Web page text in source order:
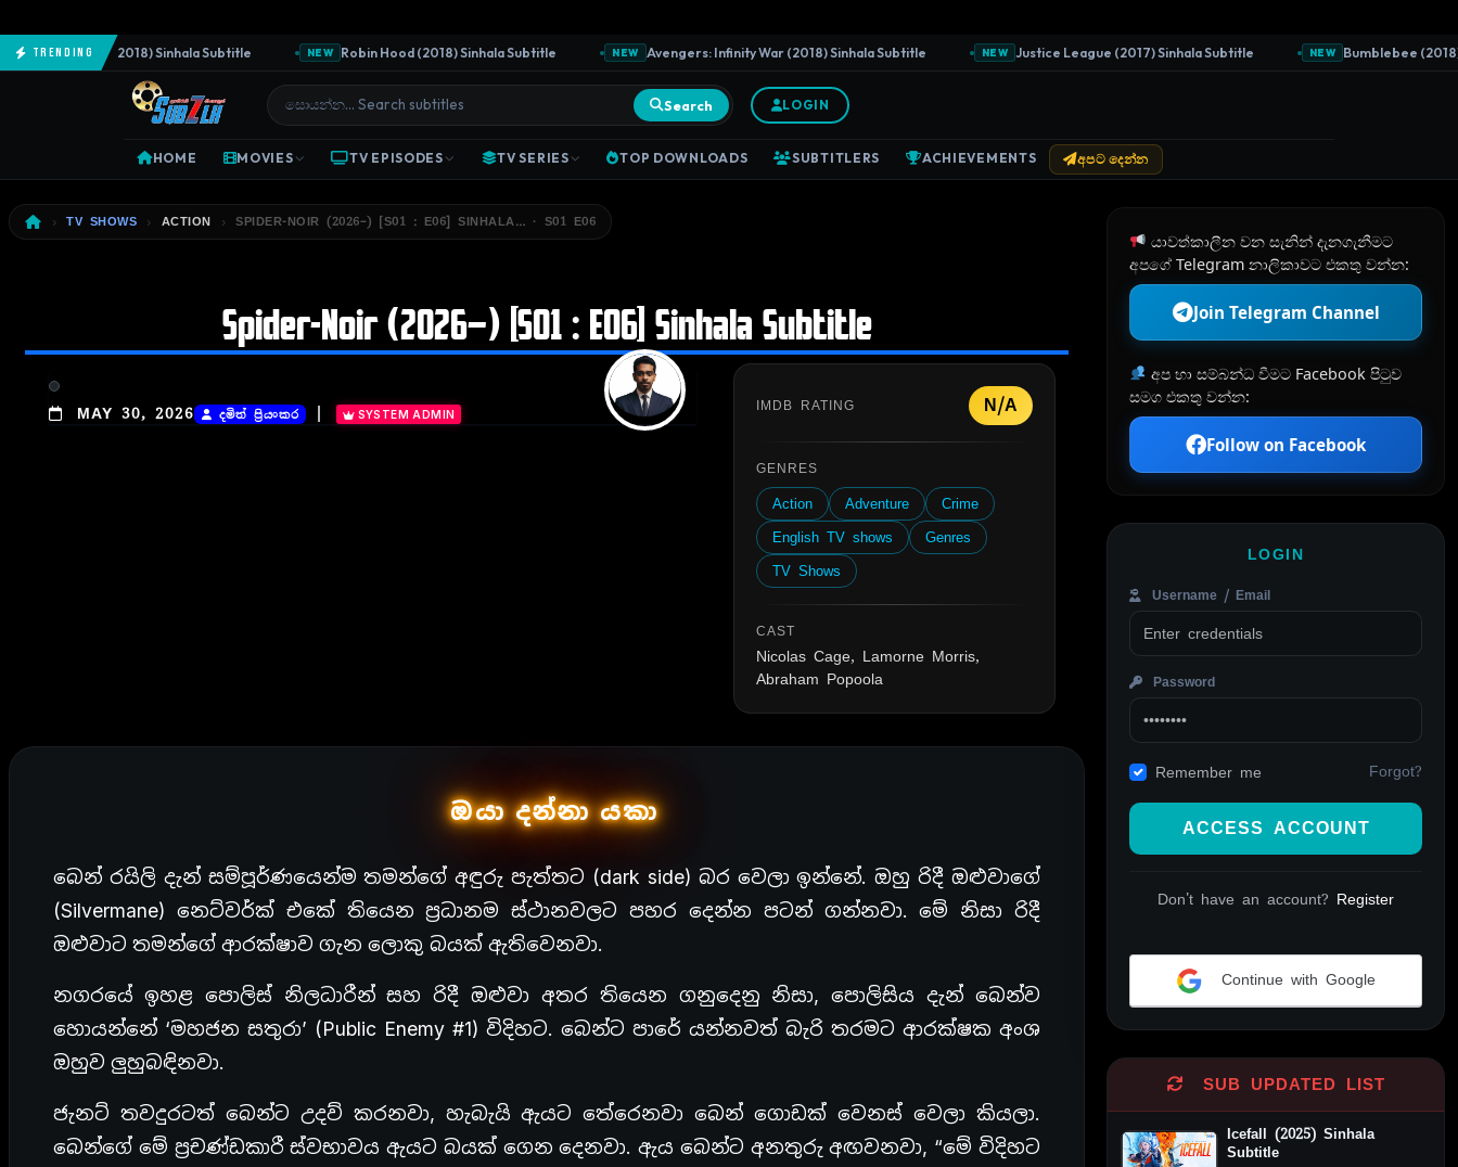
Trending
Predator (2018) Sinhala Subtitle NEW Robin Hood (2018) Sinhala Subtitle NEW Avengers: Infinity War (2018) Sinhala Subtitle NEW Justice League (2017) Sinhala Subtitle NEW Bumblebee (2018)
Search LOGIN
HOME MOVIES TV EPISODES TV SERIES TOP DOWNLOADS SUBTITLERS ACHIEVEMENTS අපට දෙන්න
TV SHOWS ACTION SPIDER-NOIR (2026–) [S01 : E06] SINHALA… · S01 E06
Spider-Noir (2026–) [S01 : E06] Sinhala Subtitle
MAY 30, 2026 දමිත් ප්‍රියංකර SYSTEM ADMIN
IMDB RATING N/A
GENRES
Action Adventure
Crime
English TV shows
Genres
TV Shows
CAST
Nicolas Cage, Lamorne Morris,
Abraham Popoola
ඔයා දන්නා යකා
බෙන් රයිලි දැන් සම්පූර්ණයෙන්ම තමන්ගේ අඳුරු පැත්තට (dark side) බර වෙලා ඉන්නේ. ඔහු රිදී ඔළුවාගේ
(Silvermane) නෙට්වර්ක් එකේ තියෙන ප්‍රධානම ස්ථානවලට පහර දෙන්න පටන් ගන්නවා. මේ නිසා රිදී
ඔළුවාට තමන්ගේ ආරක්ෂාව ගැන ලොකු බයක් ඇතිවෙනවා.
නගරයේ ඉහළ පොලිස් නිලධාරීන් සහ රිදී ඔළුවා අතර තියෙන ගනුදෙනු නිසා, පොලිසිය දැන් බෙන්ව
හොයන්නේ ‘මහජන සතුරා’ (Public Enemy #1) විදිහට. බෙන්ට පාරේ යන්නවත් බැරි තරමට ආරක්ෂක අංශ
ඔහුව ලුහුබඳිනවා.
ජැනට් තවදුරටත් බෙන්ට උදව් කරනවා, හැබැයි ඇයට තේරෙනවා බෙන් ගොඩක් වෙනස් වෙලා කියලා.
බෙන්ගේ මේ ප්‍රචණ්ඩකාරී ස්වභාවය ඇයට බයක් ගෙන දෙනවා. ඇය බෙන්ට අනතුරු අඟවනවා, “මේ විදිහට
යාවත්කාලීන වන සැනින් දැනගැනීමට
අපගේ Telegram නාලිකාවට එකතු වන්න:
Join Telegram Channel
අප හා සම්බන්ධ වීමට Facebook පිටුව
සමග එකතු වන්න:
Follow on Facebook
LOGIN
Username / Email
Password
Remember me Forgot?
ACCESS ACCOUNT
Don't have an account? Register
Continue with Google
SUB UPDATED LIST
Icefall (2025) Sinhala
Subtitle